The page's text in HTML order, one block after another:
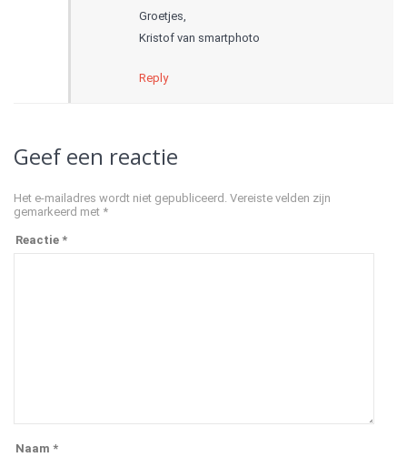
Groetjes,
Kristof van smartphoto
Reply
Geef een reactie
Het e-mailadres wordt niet gepubliceerd. Vereiste velden zijn
gemarkeerd met *
Reactie *
Naam *